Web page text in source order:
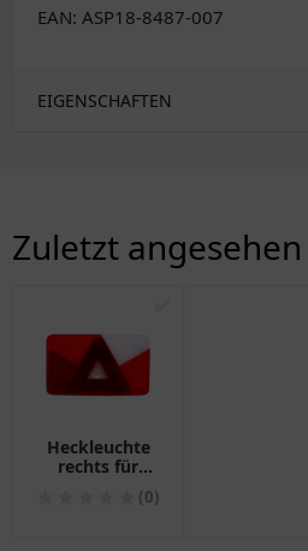
EAN: ASP18-8487-007
EIGENSCHAFTEN
Zuletzt angesehen
✅
Heckleuchte
rechts für
Multipoint V(0)